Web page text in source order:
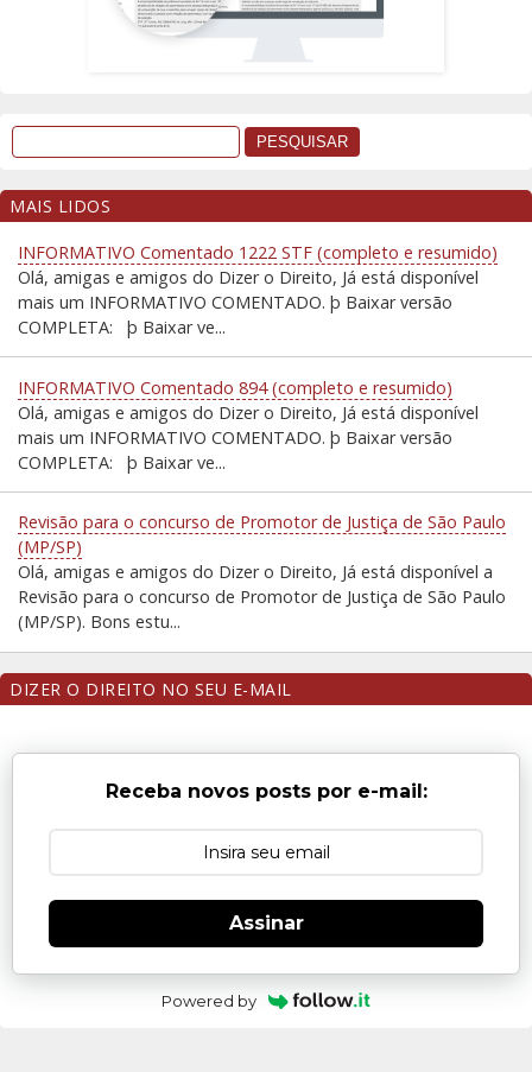
MAIS LIDOS
INFORMATIVO Comentado 1222 STF (completo e resumido)
Olá, amigas e amigos do Dizer o Direito, Já está disponível
mais um INFORMATIVO COMENTADO. þ Baixar versão
COMPLETA: þ Baixar ve...
INFORMATIVO Comentado 894 (completo e resumido)
Olá, amigas e amigos do Dizer o Direito, Já está disponível
mais um INFORMATIVO COMENTADO. þ Baixar versão
COMPLETA: þ Baixar ve...
Revisão para o concurso de Promotor de Justiça de São Paulo
(MP/SP)
Olá, amigas e amigos do Dizer o Direito, Já está disponível a
Revisão para o concurso de Promotor de Justiça de São Paulo
(MP/SP). Bons estu...
DIZER O DIREITO NO SEU E-MAIL
Receba novos posts por e-mail:
Assinar
Powered by